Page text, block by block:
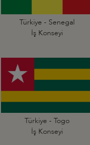
Türkiye - Senegal
İş Konseyi
Türkiye - Togo
İş Konseyi